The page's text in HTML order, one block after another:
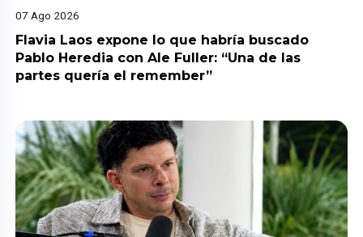
07 Ago 2026
Flavia Laos expone lo que habría buscado
Pablo Heredia con Ale Fuller: “Una de las
partes quería el remember”